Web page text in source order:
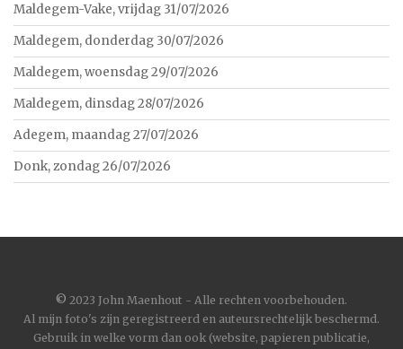
Maldegem-Vake, vrijdag 31/07/2026
Maldegem, donderdag 30/07/2026
Maldegem, woensdag 29/07/2026
Maldegem, dinsdag 28/07/2026
Adegem, maandag 27/07/2026
Donk, zondag 26/07/2026
© 2023 John Maenhout - Alle rechten voorbehouden.
Al mijn foto's zijn geregistreerd en auteursrechtelijk beschermd.
Gebruik in welke vorm dan ook (website, papieren publicatie,